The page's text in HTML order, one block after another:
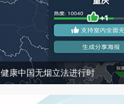
健康中国无烟立法进行时